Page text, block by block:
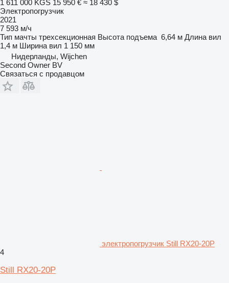
1 611 000 KGS 15 950 € ≈ 18 430 $
Электропогрузчик
2021
7 593 м/ч
Тип мачты трехсекционная Высота подъема 6,64 м Длина вил
1,4 м Ширина вил 1 150 мм
Нидерланды, Wijchen
Second Owner BV
Связаться с продавцом
электропогрузчик Still RX20-20P
4
Still RX20-20P